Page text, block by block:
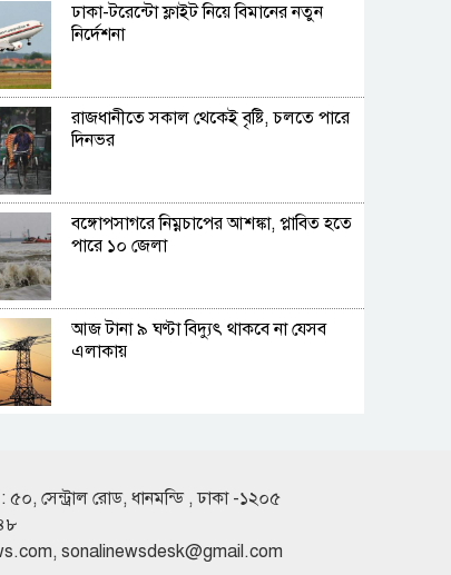
ঢাকা-টরেন্টো ফ্লাইট নিয়ে বিমানের নতুন
নির্দেশনা
রাজধানীতে সকাল থেকেই বৃষ্টি, চলতে পারে
দিনভর
বঙ্গোপসাগরে নিম্নচাপের আশঙ্কা, প্লাবিত হতে
পারে ১০ জেলা
আজ টানা ৯ ঘণ্টা বিদ্যুৎ থাকবে না যেসব
এলাকায়
১৯৭১ সালের যুদ্ধ ছিল জনতার, কোনো
রাজনৈতিক দলের নয়: ভারপ্রাপ্ত রাষ্ট্রপতি
: ৫০, সেন্ট্রাল রোড, ধানমন্ডি , ঢাকা -১২০৫
, sonalinewsdesk@gmail.com